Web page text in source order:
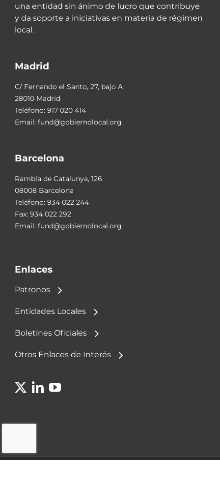
una entidad sin ánimo de lucro que contribuye
y da soporte a iniciativas en materia de régimen
local.
Madrid
C/ Fernando el Santo, 27, bajo A
28010 Madrid
Teléfono: 917 020 414
Email: fund@gobiernolocal.org
Barcelona
Rambla de Catalunya, 126
08008 Barcelona
Teléfono: 934 022 244
Fax: 934 022 292
Email: fund@gobiernolocal.org
Enlaces
Patronos
Entidades Locales
Boletines Oficiales
Otros Enlaces de Interés